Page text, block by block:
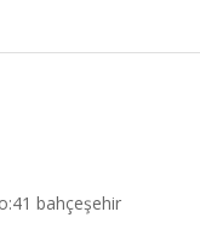
bahçeşehir